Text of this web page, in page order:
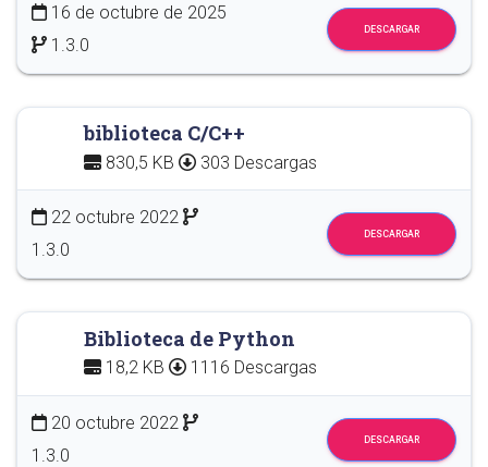
16 de octubre de 2025
1.3.0
DESCARGAR
biblioteca C/C++
830,5 KB 303 Descargas
22 octubre 2022
1.3.0
DESCARGAR
Biblioteca de Python
18,2 KB 1116 Descargas
20 octubre 2022
1.3.0
DESCARGAR